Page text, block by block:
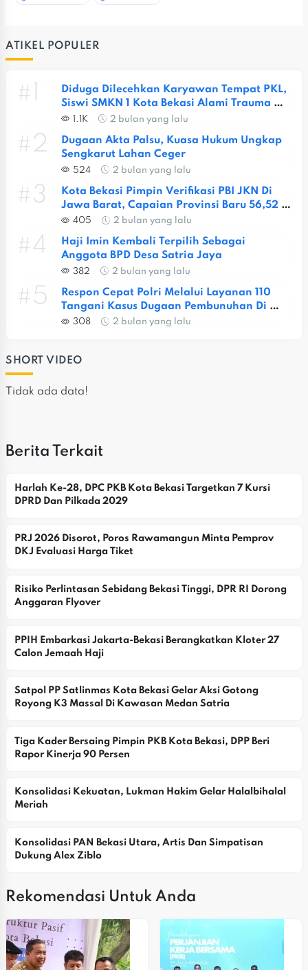
ATIKEL POPULER
#1
Diduga Dilecehkan Karyawan Tempat PKL,
Siswi SMKN 1 Kota Bekasi Alami Trauma
Berat
1.1K 2 bulan yang lalu
#2
Dugaan Akta Palsu, Kuasa Hukum Ungkap
Sengkarut Lahan Ceger
524 2 bulan yang lalu
#3
Kota Bekasi Pimpin Verifikasi PBI JKN Di
Jawa Barat, Capaian Provinsi Baru 56,52
Persen
405 2 bulan yang lalu
#4
Haji Imin Kembali Terpilih Sebagai
Anggota BPD Desa Satria Jaya
382 2 bulan yang lalu
#5
Respon Cepat Polri Melalui Layanan 110
Tangani Kasus Dugaan Pembunuhan Di
Jatiasih
308 2 bulan yang lalu
SHORT VIDEO
Tidak ada data!
Berita Terkait
Harlah Ke-28, DPC PKB Kota Bekasi Targetkan 7 Kursi
DPRD Dan Pilkada 2029
PRJ 2026 Disorot, Poros Rawamangun Minta Pemprov
DKJ Evaluasi Harga Tiket
Risiko Perlintasan Sebidang Bekasi Tinggi, DPR RI Dorong
Anggaran Flyover
PPIH Embarkasi Jakarta-Bekasi Berangkatkan Kloter 27
Calon Jemaah Haji
Satpol PP Satlinmas Kota Bekasi Gelar Aksi Gotong
Royong K3 Massal Di Kawasan Medan Satria
Tiga Kader Bersaing Pimpin PKB Kota Bekasi, DPP Beri
Rapor Kinerja 90 Persen
Konsolidasi Kekuatan, Lukman Hakim Gelar Halalbihalal
Meriah
Konsolidasi PAN Bekasi Utara, Artis Dan Simpatisan
Dukung Alex Ziblo
Rekomendasi Untuk Anda